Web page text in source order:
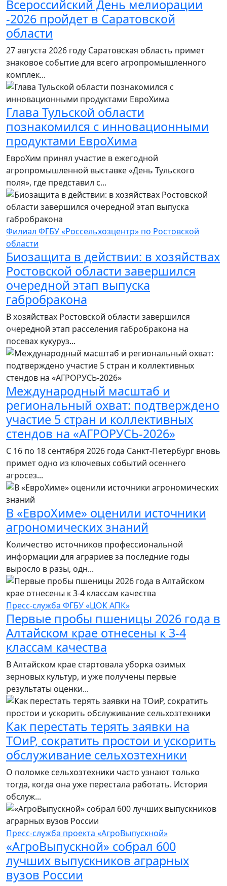
Всероссийский День мелиорации
-2026 пройдет в Саратовской
области
27 августа 2026 году Саратовская область примет
знаковое событие для всего агропромышленного
комплек...
Глава Тульской области
познакомился с инновационными
продуктами ЕвроХима
ЕвроХим принял участие в ежегодной
агропромышленной выставке «День Тульского
поля», где представил с...
Филиал ФГБУ «Россельхозцентр» по Ростовской
области
Биозащита в действии: в хозяйствах
Ростовской области завершился
очередной этап выпуска
габробракона
В хозяйствах Ростовской области завершился
очередной этап расселения габробракона на
посевах кукуруз...
Международный масштаб и
региональный охват: подтверждено
участие 5 стран и коллективных
стендов на «АГРОРУСЬ-2026»
С 16 по 18 сентября 2026 года Санкт-Петербург вновь
примет одно из ключевых событий осеннего
агросез...
В «ЕвроХиме» оценили источники
агрономических знаний
Количество источников профессиональной
информации для аграриев за последние годы
выросло в разы, одн...
Пресс-служба ФГБУ «ЦОК АПК»
Первые пробы пшеницы 2026 года в
Алтайском крае отнесены к 3-4
классам качества
В Алтайском крае стартовала уборка озимых
зерновых культур, и уже получены первые
результаты оценки...
Как перестать терять заявки на
ТОиР, сократить простои и ускорить
обслуживание сельхозтехники
О поломке сельхозтехники часто узнают только
тогда, когда она уже перестала работать. История
обслуж...
Пресс-служба проекта «АгроВыпускной»
«АгроВыпускной» собрал 600
лучших выпускников аграрных
вузов России